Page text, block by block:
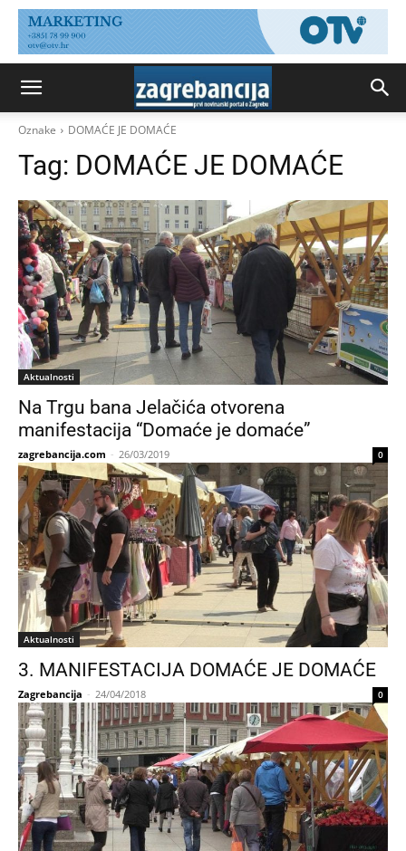
Oznake DOMAĆE JE DOMAĆE
Tag: DOMAĆE JE DOMAĆE
Aktualnosti
Na Trgu bana Jelačića otvorena
manifestacija “Domaće je domaće”
zagrebancija.com - 26/03/2019 0
Aktualnosti
3. MANIFESTACIJA DOMAĆE JE DOMAĆE
Zagrebancija - 24/04/2018 0